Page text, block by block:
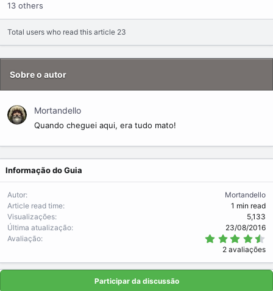
13 others
Total users who read this article 23
Sobre o autor
Mortandello
Quando cheguei aqui, era tudo mato!
Informação do Guia
Autor
Mortandello
Article read time
1 min read
Visualizações
5,133
Última atualização
23/08/2016
Avaliação
.
5
0
s
2 avaliações
Participar da discussão